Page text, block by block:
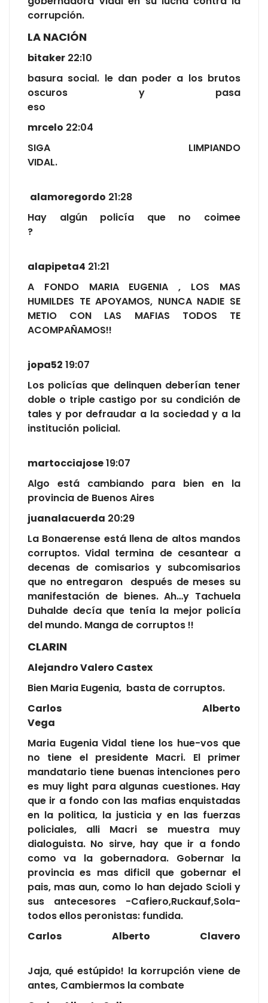
corrupción.
LA NACIÓN
bitaker 22:10
basura social. le dan poder a los brutos
oscuros y pasa
eso
mrcelo 22:04
SIGA LIMPIANDO
VIDAL.
alamoregordo 21:28
Hay algún policía que no coimee
?
alapipeta4 21:21
A FONDO MARIA EUGENIA , LOS MAS
HUMILDES TE APOYAMOS, NUNCA NADIE SE
METIO CON LAS MAFIAS TODOS TE
ACOMPAÑAMOS!!
jopa52 19:07
Los policías que delinquen deberían tener
doble o triple castigo por su condición de
tales y por defraudar a la sociedad y a la
institución policial.
martocciajose19:07
Algo está cambiando para bien en la
provincia de Buenos Aires
juanalacuerda 20:29
La Bonaerense está llena de altos mandos
corruptos. Vidal termina de cesantear a
decenas de comisarios y subcomisarios
que no entregaron después de meses su
manifestación de bienes. Ah…y Tachuela
Duhalde decía que tenía la mejor policía
del mundo. Manga de corruptos !!
CLARIN
Alejandro Valero Castex
Bien Maria Eugenia, basta de corruptos.
Carlos Alberto
Maria Eugenia Vidal tiene los hue-vos que
no tiene el presidente Macri. El primer
mandatario tiene buenas intenciones pero
es muy light para algunas cuestiones. Hay
que ir a fondo con las mafias enquistadas
en la politica, la justicia y en las fuerzas
policiales, alli Macri se muestra muy
dialoguista. No sirve, hay que ir a fondo
como va la gobernadora. Gobernar la
provincia es mas dificil que gobernar el
pais, mas aun, como lo han dejado Scioli y
sus antecesores -Cafiero,Ruckauf,Sola-
todos ellos peronistas: fundida.
Carlos Alberto Clavero
Jaja, qué estúpido! la korrupción viene de
antes, Cambiermos la combate